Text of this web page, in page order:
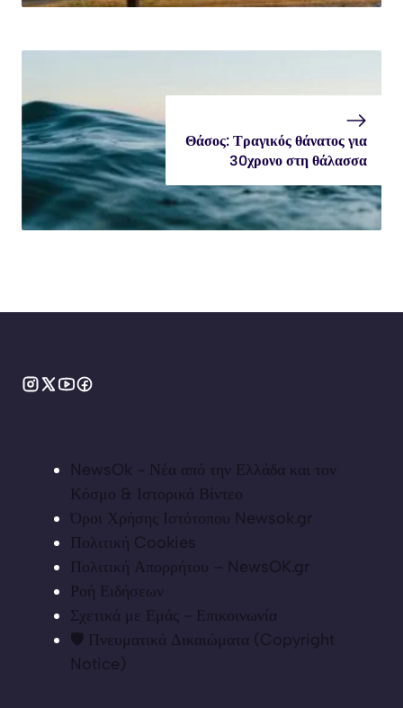
Θάσος: Τραγικός θάνατος για
30χρονο στη θάλασσα
NewsOk - Νέα από την Ελλάδα και τον
Κόσμο & Ιστορικά Βίντεο
Όροι Χρήσης Ιστότοπου Newsok.gr
Πολιτική Cookies
Πολιτική Απορρήτου – NewsOK.gr
Ροή Ειδήσεων
Σχετικά με Εμάς - Επικοινωνία
🛡️ Πνευματικά Δικαιώματα (Copyright
Notice)